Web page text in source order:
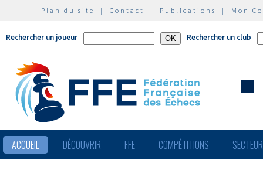
Plan du site | Contact | Publications | Mon
Rechercher un joueur Rechercher un club
ACCUEIL DÉCOUVRIR FFE COMPÉTITIONS